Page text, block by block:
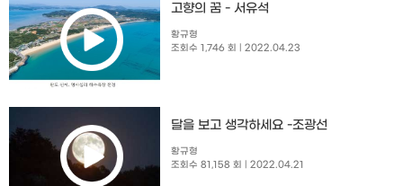
고향의 꿈 - 서유석
황규형
조회수 1,746 회
| 2022.04.23
달을 보고 생각하세요 -조광선
황규형
조회수 81,158 회
| 2022.04.21